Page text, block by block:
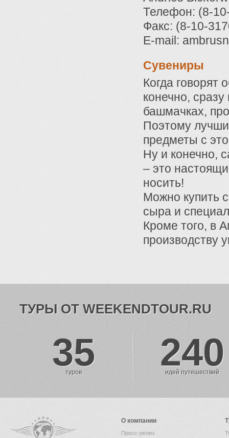
Телефон: (8-
Факс: (8-10-
E-mail:
Сувениры
Когда говорят
конечно,
башмачках,
Поэтому
предметы с
Ну и конечно,
– это
носить!
Можно купить
сыра и
Кроме того, в
производству
ТУРЫ ОТ WEEKENDTOUR.RU
35
туров 240
идей путешествий
О компании
Пресс-релиз